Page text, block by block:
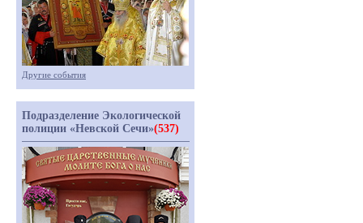
Другие события
Подразделение Экологической
полиции «Невской Сечи»(537)